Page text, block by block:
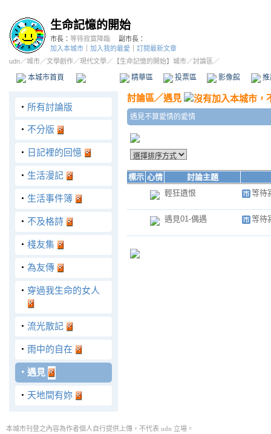
生命記憶的開始
市長： 等待寂寞降臨
副市長：
加入本城市
加入我的最愛
訂閱最新文章
udn／城市／文學創作／現代文學／ 【生命記憶的開始】城市／討論區／
本城市首頁 精華區 投票區 影像館
‧ 所有討論版
‧ 不分版
‧ 日記裡的回憶
‧ 生活漫記
‧ 生活事件簿
‧ 不及格詩
‧ 棧友集
‧ 為友傳
‧ 穿過我生命的女人
‧ 流光散記
‧ 雨中的自在
‧ 遇見
‧ 天地間有妳
討論區／遇見
遇見不算愛情的愛情
標示 心情
討論主題
輕狂遺恨
等待
遇見01-偶遇 等待
本城市刊登之內容為作者個人自行提供上傳，不代表 udn 立場。